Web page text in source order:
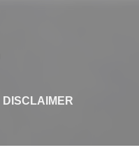
DISCLAIMER